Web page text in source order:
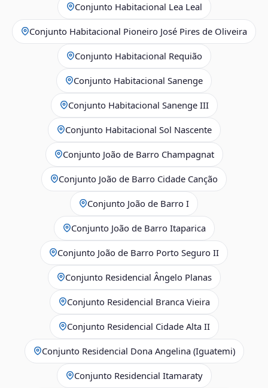
Conjunto Habitacional Lea Leal
Conjunto Habitacional Pioneiro José Pires de Oliveira
Conjunto Habitacional Requião
Conjunto Habitacional Sanenge
Conjunto Habitacional Sanenge III
Conjunto Habitacional Sol Nascente
Conjunto João de Barro Champagnat
Conjunto João de Barro Cidade Canção
Conjunto João de Barro I
Conjunto João de Barro Itaparica
Conjunto João de Barro Porto Seguro II
Conjunto Residencial Ângelo Planas
Conjunto Residencial Branca Vieira
Conjunto Residencial Cidade Alta II
Conjunto Residencial Dona Angelina (Iguatemi)
Conjunto Residencial Itamaraty